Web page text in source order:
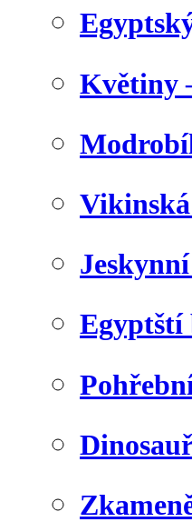
Květiny
Egyptští